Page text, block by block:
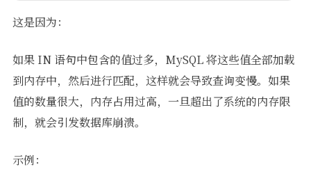
这是因为：
如果 IN 语句中包含的值过多，MySQL 将这些值全部加载
到内存中，然后进行匹配，这样就会导致查询变慢。如果
值的数量很大，内存占用过高，一旦超出了系统的内存限
制，就会引发数据库崩溃。
示例：